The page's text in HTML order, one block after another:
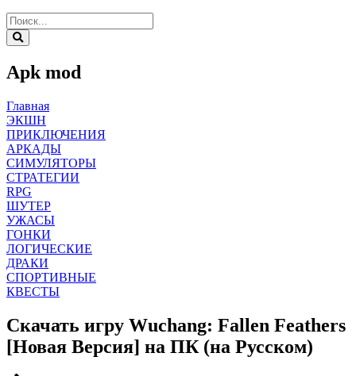
Apk mod
Главная
ЭКШН
ПРИКЛЮЧЕНИЯ
АРКАДЫ
СИМУЛЯТОРЫ
СТРАТЕГИИ
RPG
ШУТЕР
УЖАСЫ
ГОНКИ
ЛОГИЧЕСКИЕ
ДРАКИ
СПОРТИВНЫЕ
КВЕСТЫ
Скачать игру Wuchang: Fallen Feathers
[Новая Версия] на ПК (на Русском)